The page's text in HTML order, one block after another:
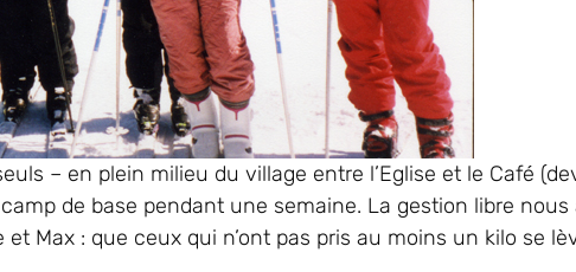
– en plein milieu du village entre l’Eglise et le Café
de base pendant une semaine. La gestion libre nous
Max : que ceux qui n’ont pas pris au moins un kilo se